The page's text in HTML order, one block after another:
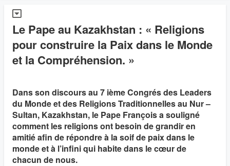
Le Pape au Kazakhstan : « Religions
pour construire la Paix dans le Monde
et la Compréhension. »
Dans son discours au 7 ième Congrés des Leaders
du Monde et des Religions Traditionnelles au Nur –
Sultan, Kazakhstan, le Pape François a souligné
comment les religions ont besoin de grandir en
amitié afin de répondre à la soif de paix dans le
monde et à l’infini qui habite dans le cœur de
chacun de nous.